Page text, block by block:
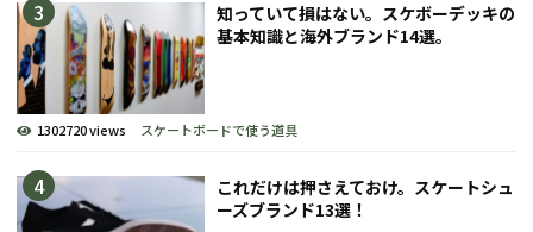
知っていて損はない。スケボーデッキの
基本知識と海外ブランド14選。
1302720 views スケートボードで使う道具
これだけは押さえておけ。スケートシュ
ーズブランド13選！